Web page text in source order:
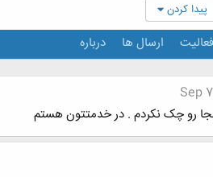
پیدا کردن
ارسال ها درباره
Sep
رو چک نکردم . در خدمتتون هستم